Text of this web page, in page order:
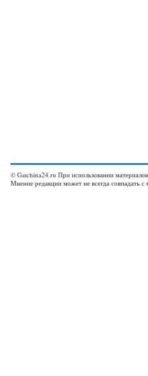
© Gatchina24.ru При использовании
Мнение редакции может не всегда совпадать с